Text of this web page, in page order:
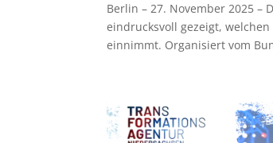
Berlin – 27. November 2025 –
eindrucksvoll gezeigt,
einnimmt. Organisiert vom